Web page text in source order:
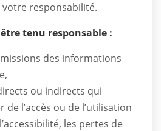
responsabilité.
tenu responsable :
des informations
ou indirects qui
l’accès ou de l’utilisation
les pertes de